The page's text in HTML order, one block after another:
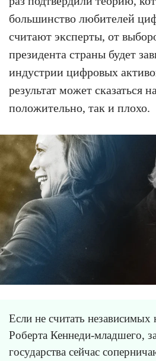
большинство любителей
считают эксперты, от
президента страны будет
индустрии цифровых
результат может сказаться
положительно, так и плохо.
Если не считать независимых
Роберта Кеннеди-младшего,
государства сейчас